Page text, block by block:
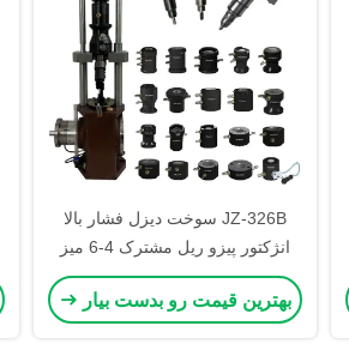
JZ-326B سوخت دیزل فشار بالا
انژکتور پیزو ریل مشترک 4-6 میز
تست همزمان
بهترین قیمت رو بدست بیار